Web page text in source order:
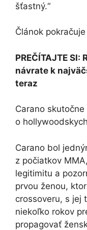
šťastný.“
Článok
PREČÍTAJTE SI:
návrate k
teraz
Carano
o
Carano bol
z počiatkov
legitimitu a
prvou ženou,
crossoveru, s jej
niekoľko rokov
propagovať